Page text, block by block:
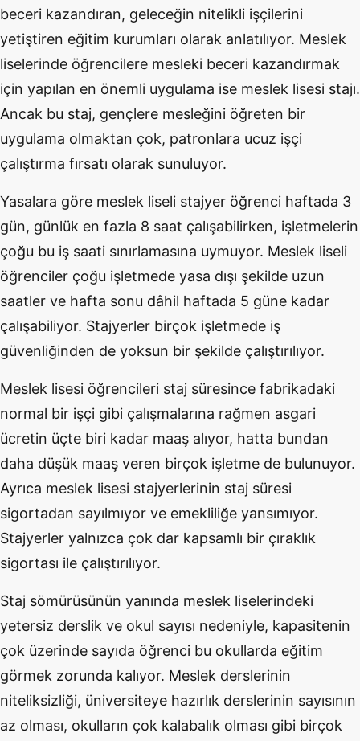
beceri kazandıran, geleceğin nitelikli işçilerini
yetiştiren eğitim kurumları olarak anlatılıyor. Meslek
liselerinde öğrencilere mesleki beceri kazandırmak
için yapılan en önemli uygulama ise meslek lisesi stajı.
Ancak bu staj, gençlere mesleğini öğreten bir
uygulama olmaktan çok, patronlara ucuz işçi
çalıştırma fırsatı olarak sunuluyor.
Yasalara göre meslek liseli stajyer öğrenci haftada 3
gün, günlük en fazla 8 saat çalışabilirken, işletmelerin
çoğu bu iş saati sınırlamasına uymuyor. Meslek liseli
öğrenciler çoğu işletmede yasa dışı şekilde uzun
saatler ve hafta sonu dâhil haftada 5 güne kadar
çalışabiliyor. Stajyerler birçok işletmede iş
güvenliğinden de yoksun bir şekilde çalıştırılıyor.
Meslek lisesi öğrencileri staj süresince fabrikadaki
normal bir işçi gibi çalışmalarına rağmen asgari
ücretin üçte biri kadar maaş alıyor, hatta bundan
daha düşük maaş veren birçok işletme de bulunuyor.
Ayrıca meslek lisesi stajyerlerinin staj süresi
sigortadan sayılmıyor ve emekliliğe yansımıyor.
Stajyerler yalnızca çok dar kapsamlı bir çıraklık
sigortası ile çalıştırılıyor.
Staj sömürüsünün yanında meslek liselerindeki
yetersiz derslik ve okul sayısı nedeniyle, kapasitenin
çok üzerinde sayıda öğrenci bu okullarda eğitim
görmek zorunda kalıyor. Meslek derslerinin
niteliksizliği, üniversiteye hazırlık derslerinin sayısının
az olması, okulların çok kalabalık olması gibi birçok